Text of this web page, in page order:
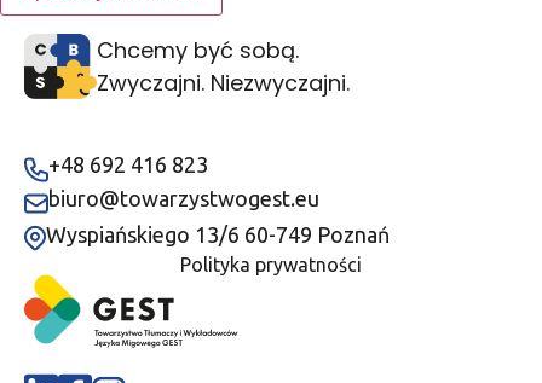
Chcemy być sobą.
Zwyczajni. Niezwyczajni.
+48 692 416 823
biuro@towarzystwogest.eu
Wyspiańskiego 13/6 60-749 Poznań
Polityka prywatności